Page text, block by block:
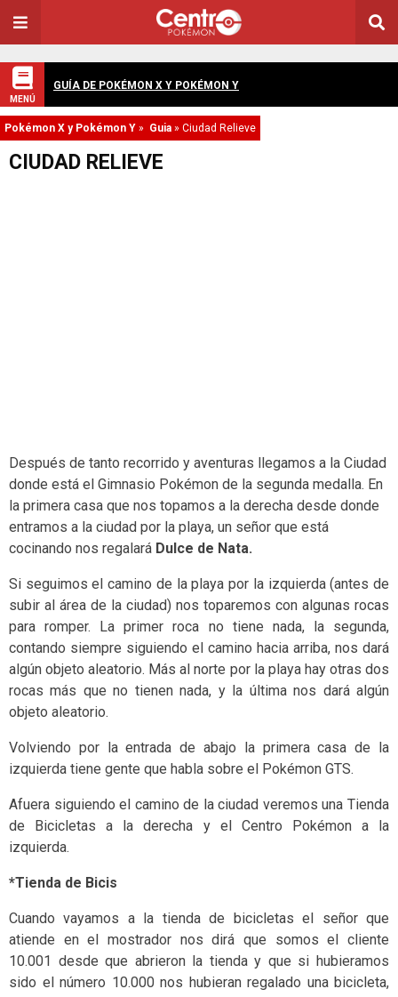
MENÚ
GUÍA DE POKÉMON X Y POKÉMON Y
Pokémon X y Pokémon Y » Guia » Ciudad Relieve
CIUDAD RELIEVE
Después de tanto recorrido y aventuras llegamos a la Ciudad
donde está el Gimnasio Pokémon de la segunda medalla. En
la primera casa que nos topamos a la derecha desde donde
entramos a la ciudad por la playa, un señor que está
cocinando nos regalará Dulce de Nata.
Si seguimos el camino de la playa por la izquierda (antes de
subir al área de la ciudad) nos toparemos con algunas rocas
para romper. La primer roca no tiene nada, la segunda,
contando siempre siguiendo el camino hacia arriba, nos dará
algún objeto aleatorio. Más al norte por la playa hay otras dos
rocas más que no tienen nada, y la última nos dará algún
objeto aleatorio.
Volviendo por la entrada de abajo la primera casa de la
izquierda tiene gente que habla sobre el Pokémon GTS.
Afuera siguiendo el camino de la ciudad veremos una Tienda
de Bicicletas a la derecha y el Centro Pokémon a la
izquierda.
*Tienda de Bicis
Cuando vayamos a la tienda de bicicletas el señor que
atiende en el mostrador nos dirá que somos el cliente
10.001 desde que abrieron la tienda y que si hubieramos
sido el número 10.000 nos hubieran regalado una bicicleta,